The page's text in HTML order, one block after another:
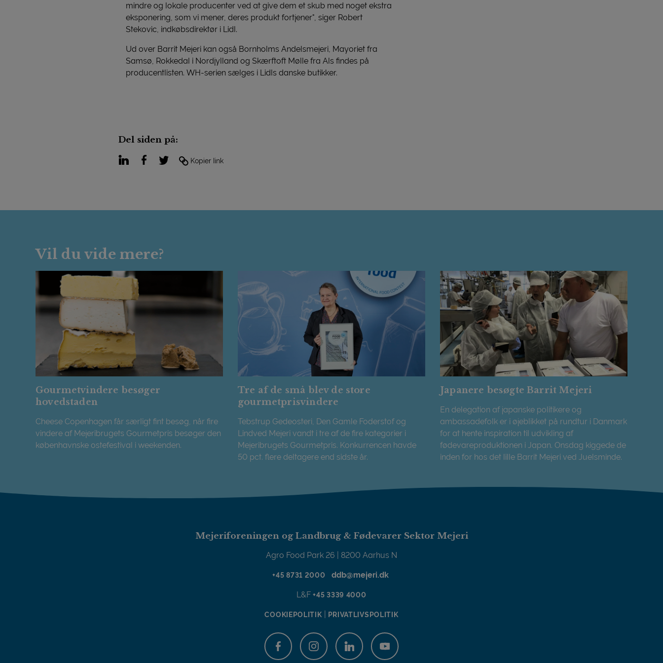
mindre og lokale producenter ved at give dem et skub med noget ekstra
eksponering, som vi mener, deres produkt fortjener", siger Robert
Stekovic, indkøbsdirektør i Lidl.
Ud over Barrit Mejeri kan også Bornholms Andelsmejeri, Mayoriet fra
Samsø, Rokkedal i Nordjylland og Skærftoft Mølle fra Als findes på
producentlisten. WH-serien sælges i Lidls danske butikker.
Del siden på:
LinkedInFacebook
TwitterKopier link
Vil du vide mere?
Gourmetvindere besøger
hovedstaden
Cheese Copenhagen får særligt fint besøg, når fire
vindere af Mejeribrugets Gourmetpris besøger den
københavnske ostefestival i weekenden.
Tre af de små blev de store
gourmetprisvindere
Tebstrup Gedeosteri, Den Gamle Foderstof og
Lindved Mejeri vandt i tre af de fire kategorier i
Mejeribrugets Gourmetpris. Konkurrencen havde
50 pct. flere deltagere end sidste år.
Japanere besøgte Barrit Mejeri
En delegation af japanske politikere og
ambassadefolk er i øjeblikket på rundtur i Danmark
for at hente inspiration til udvikling af
fødevareproduktionen i Japan. Onsdag kiggede de
inden for hos det lille Barrit Mejeri ved Juelsminde.
Mejeriforeningen og Landbrug & Fødevarer Sektor Mejeri
Agro Food Park 26 | 8200 Aarhus N
+45 8731 2000 ddb@mejeri.dk
L&F+45 3339 4000
COOKIEPOLITIK PRIVATLIVSPOLITIK